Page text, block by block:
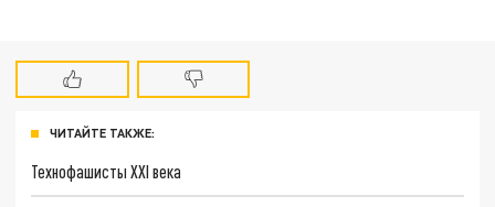
ЧИТАЙТЕ ТАКЖЕ:
Технофашисты XXI века